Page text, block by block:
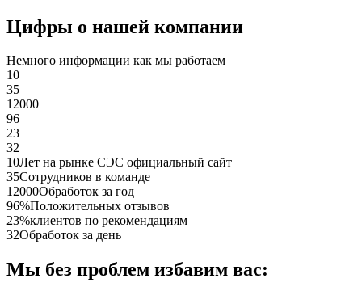
Цифры о нашей компании
Немного информации как мы работаем
10
35
12000
96
23
32
10Лет на рынке СЭС официальный сайт
35Сотрудников в команде
12000Обработок за год
96%Положительных отзывов
23%клиентов по рекомендациям
32Обработок за день
Мы без проблем избавим вас: